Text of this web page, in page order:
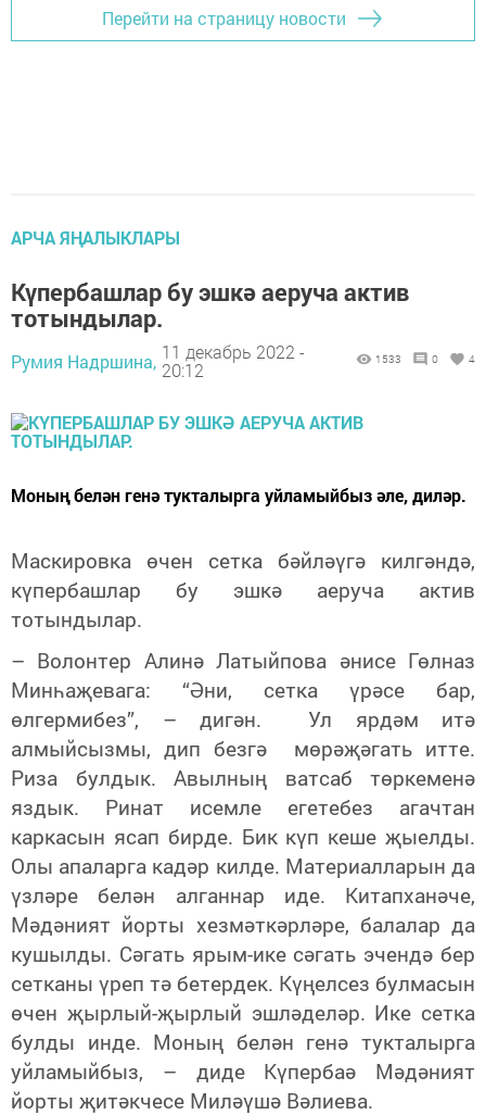
Перейти на страницу новости
АРЧА ЯҢАЛЫКЛАРЫ
Күпербашлар бу эшкә аеруча актив
тотындылар.
Румия Надршина, 11 декабрь 2022 -
20:12
1533 0 4
Моның белән генә тукталырга уйламыйбыз әле, диләр.
Маскировка өчен сетка бәйләүгә килгәндә,
күпербашлар бу эшкә аеруча актив
тотындылар.
– Волонтер Алинә Латыйпова әнисе Гөлназ
Минһаҗевага: “Әни, сетка үрәсе бар,
өлгермибез”, – дигән. Ул ярдәм итә
алмыйсызмы, дип безгә мөрәҗәгать итте.
Риза булдык. Авылның ватсаб төркеменә
яздык. Ринат исемле егетебез агачтан
каркасын ясап бирде. Бик күп кеше җыелды.
Олы апаларга кадәр килде. Материалларын да
үзләре белән алганнар иде. Китапханәче,
Мәдәният йорты хезмәткәрләре, балалар да
кушылды. Сәгать ярым-ике сәгать эчендә бер
сетканы үреп тә бетердек. Күңелсез булмасын
өчен җырлый-җырлый эшләделәр. Ике сетка
булды инде. Моның белән генә тукталырга
уйламыйбыз, – диде Күпербаә Мәдәният
йорты җитәкчесе Миләүшә Вәлиева.